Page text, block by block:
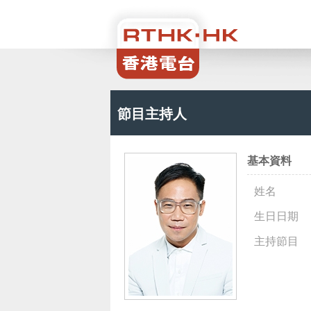
節目主持人
基本資料
姓名
生日日期
主持節目